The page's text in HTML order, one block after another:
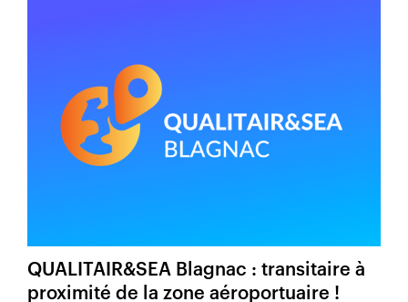
QUALITAIR&SEA Blagnac : transitaire à
proximité de la zone aéroportuaire !